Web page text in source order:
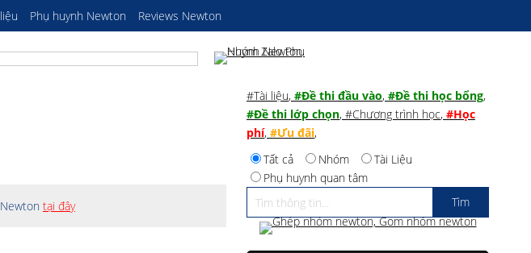
Phụ huynh Newton Reviews Newton
tại đây
#Tài liệu, #Đề thi đầu vào, #Đề thi học bổng,
#Đề thi lớp chọn, #Chương trình học, #Học
phí, #Ưu đãi,
Tất cả
Nhóm
Tài Liệu
Phụ huynh quan tâm